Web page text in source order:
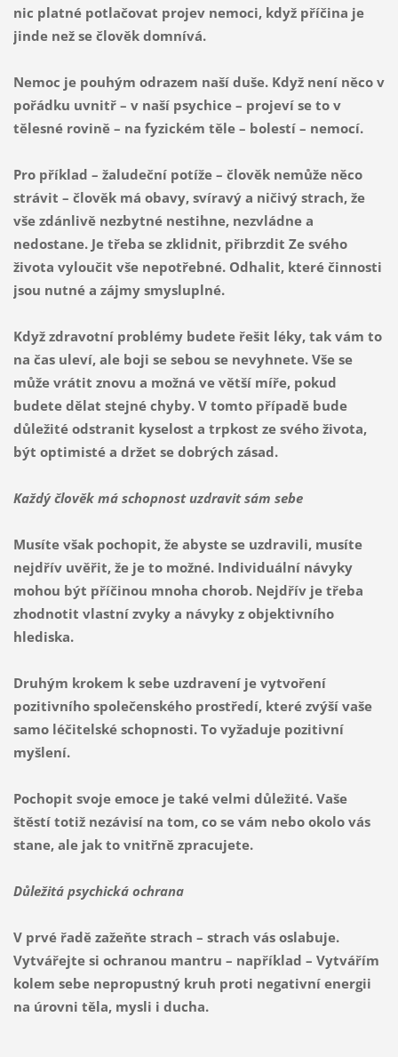
nic platné potlačovat projev nemoci, když příčina je
jinde než se člověk domnívá.
Nemoc je pouhým odrazem naší duše. Když není něco v
pořádku uvnitř – v naší psychice – projeví se to v
tělesné rovině – na fyzickém těle – bolestí – nemocí.
Pro příklad – žaludeční potíže – člověk nemůže něco
strávit – člověk má obavy, svíravý a ničivý strach, že
vše zdánlivě nezbytné nestihne, nezvládne a
nedostane. Je třeba se zklidnit, přibrzdit Ze svého
života vyloučit vše nepotřebné. Odhalit, které činnosti
jsou nutné a zájmy smysluplné.
Když zdravotní problémy budete řešit léky, tak vám to
na čas uleví, ale boji se sebou se nevyhnete. Vše se
může vrátit znovu a možná ve větší míře, pokud
budete dělat stejné chyby. V tomto případě bude
důležité odstranit kyselost a trpkost ze svého života,
být optimisté a držet se dobrých zásad.
Každý člověk má schopnost uzdravit sám sebe
Musíte však pochopit, že abyste se uzdravili, musíte
nejdřív uvěřit, že je to možné. Individuální návyky
mohou být příčinou mnoha chorob. Nejdřív je třeba
zhodnotit vlastní zvyky a návyky z objektivního
hlediska.
Druhým krokem k sebe uzdravení je vytvoření
pozitivního společenského prostředí, které zvýší vaše
samo léčitelské schopnosti. To vyžaduje pozitivní
myšlení.
Pochopit svoje emoce je také velmi důležité. Vaše
štěstí totiž nezávisí na tom, co se vám nebo okolo vás
stane, ale jak to vnitřně zpracujete.
Důležitá psychická ochrana
V prvé řadě zažeňte strach – strach vás oslabuje.
Vytvářejte si ochranou mantru – například – Vytvářím
kolem sebe nepropustný kruh proti negativní energii
na úrovni těla, mysli i ducha.